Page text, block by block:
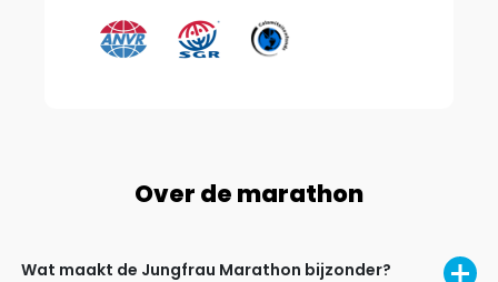
Over de marathon
Wat maakt de Jungfrau Marathon bijzonder?